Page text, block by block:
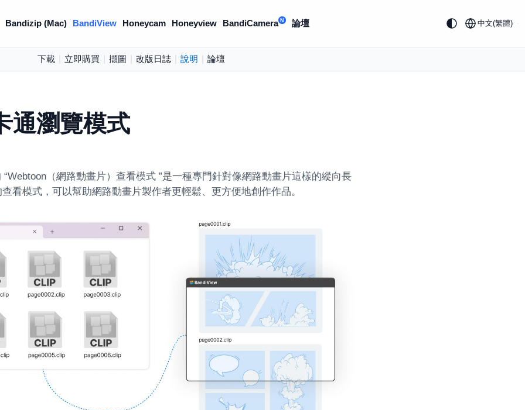
Bandizip (Mac) BandiView Honeycam Honeyview BandiCamera N 論壇 中文(繁體)
下載 立即購買 擷圖 改版日誌 說明 論壇
通瀏覽模式
“Webtoon（網路動畫片）查看模式 ”是一種專門針對像網路動畫片這樣的縱向長
看模式，可以幫助網路動畫片製作者更輕鬆、更方便地創作作品。